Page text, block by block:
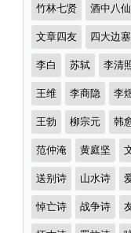
分
类
竹林七贤 酒中八仙
文章四友 四大边
李白 苏轼 李清
王维 李商隐 李
王勃 柳宗元 韩
范仲淹 黄庭坚
送别诗 山水诗
悼亡诗 战争诗